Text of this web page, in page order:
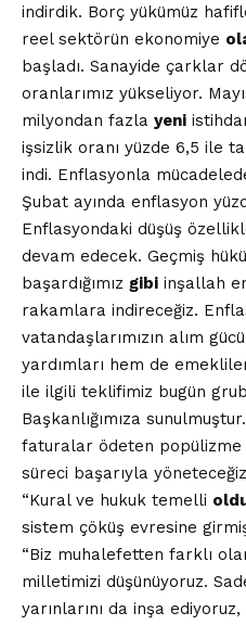
indirdik. Borç yükümüz
reel sektörün ekonomiye
başladı. Sanayide çarklar
oranlarımız yükseliyor.
milyondan fazla yeni
işsizlik oranı yüzde 6,5 ile
indi. Enflasyonla
Şubat ayında enflasyon
Enflasyondaki düşüş
devam edecek. Geçmiş
başardığımız gibi inşallah
rakamlara indireceğiz.
vatandaşlarımızın alım
yardımları hem de
ile ilgili teklifimiz bugün
Başkanlığımıza
faturalar ödeten popülizme
süreci başarıyla
“Kural ve hukuk temelli
sistem çöküş evresine
“Biz muhalefetten farklı
milletimizi düşünüyoruz.
yarınlarını da inşa